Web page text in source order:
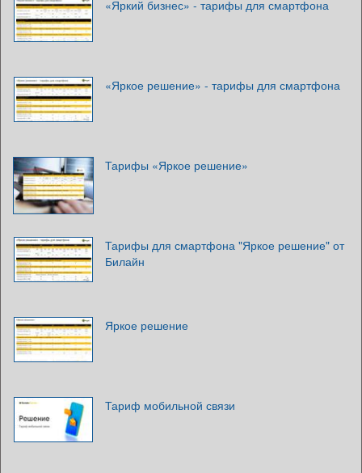
«Яркий бизнес» - тарифы для смартфона
«Яркое решение» - тарифы для смартфона
Тарифы «Яркое решение»
Тарифы для смартфона "Яркое решение" от
Билайн
Яркое решение
Тариф мобильной связи